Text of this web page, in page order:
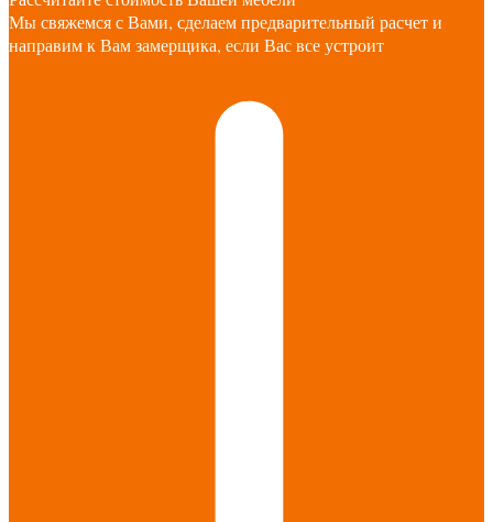
Мы свяжемся с Вами, сделаем предварительный расчет и
направим к Вам замерщика, если Вас все устроит